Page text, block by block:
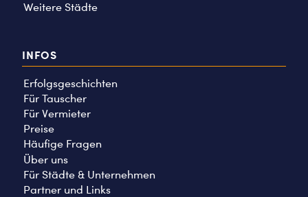
Weitere Städte
INFOS
Erfolgsgeschichten
Für Tauscher
Für Vermieter
Preise
Häufige Fragen
Über uns
Für Städte & Unternehmen
Partner und Links